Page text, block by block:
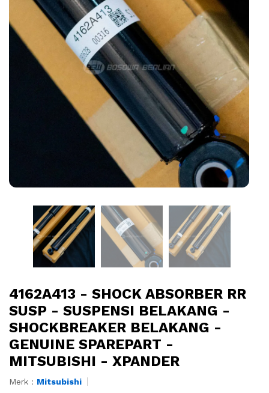
4162A413 - SHOCK ABSORBER RR
SUSP - SUSPENSI BELAKANG -
SHOCKBREAKER BELAKANG -
GENUINE SPAREPART -
MITSUBISHI - XPANDER
Merk : Mitsubishi